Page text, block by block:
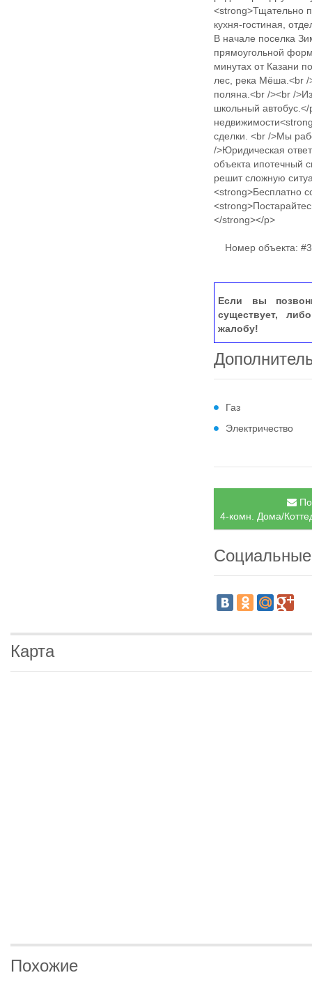
<strong>Тщательно
кухня-гостиная,
В начале поселка
прямоугольной
минутах от Казани
лес, река Мёша.<br
поляна.<br /><br /
школьный автобус.</
сделки. <br />Мы
/>Юридическая
объекта ипотечный
решит сложную
<strong>Бесплатно
</strong></p>
Номер объекта:
Если вы
существует,
жалобу!
Газ
Электричество
4-комн. Дома/
Карта
Похожие